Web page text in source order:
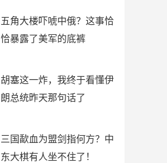
五角大楼吓唬中俄？这事恰
恰暴露了美军的底裤
胡塞这一炸，我终于看懂伊
朗总统昨天那句话了
三国歃血为盟剑指何方？中
东大棋有人坐不住了！